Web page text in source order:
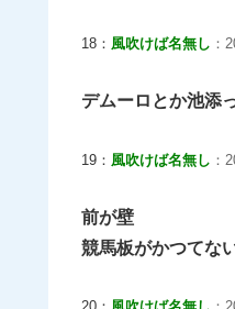
18： 風吹けば名無し ：
デムーロとか池添
19： 風吹けば名無し ：
前が壁
競馬板がかつてな